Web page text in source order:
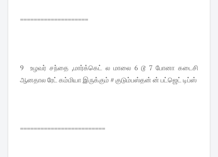
====================
9 உழவர் சந்தை ,மார்க்கெட் ல மாலை 6 டூ 7 போனா கடைசி
ஆனதால ரேட் கம்மியா இருக்கும் # குடும்பஸ்தன் ன் பட்ஜெட் டிப்ஸ்
=========================